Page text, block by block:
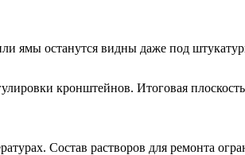
ямы останутся видны даже под
кронштейнов. Итоговая
Состав растворов для ремонта